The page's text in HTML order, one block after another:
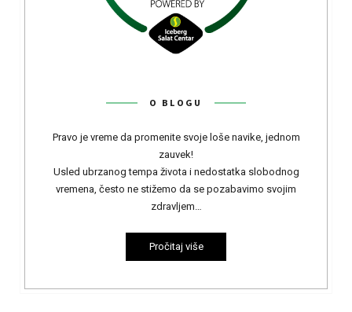
O BLOGU
Pravo je vreme da promenite svoje loše navike, jednom
zauvek!
Usled ubrzanog tempa života i nedostatka slobodnog
vremena, često ne stižemo da se pozabavimo svojim
zdravljem…
Pročitaj više